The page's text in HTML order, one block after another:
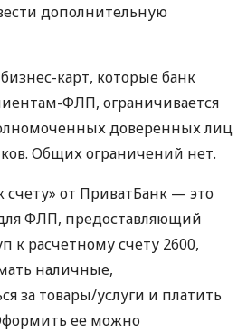
дополнительную
карт, которые банк
ФЛП, ограничивается
доверенных лиц
Общих ограничений нет.
счету» от ПриватБанк — это
ФЛП, предоставляющий
к расчетному счету 2600,
наличные,
за товары/услуги и платить
ее можно